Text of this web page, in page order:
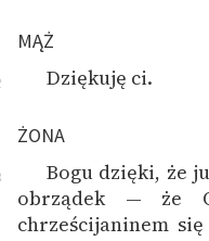
MĄŻ
Dziękuję ci.
ŻONA
Bogu dzięki, że
obrządek — że
chrześcijaninem